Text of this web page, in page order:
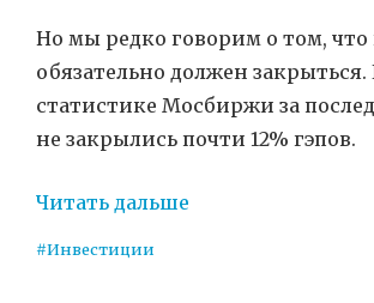
Но мы редко говорим о том, что
обязательно должен закрыться.
статистике Мосбиржи за
не закрылись почти 12% гэпов.
Читать дальше
#Инвестиции